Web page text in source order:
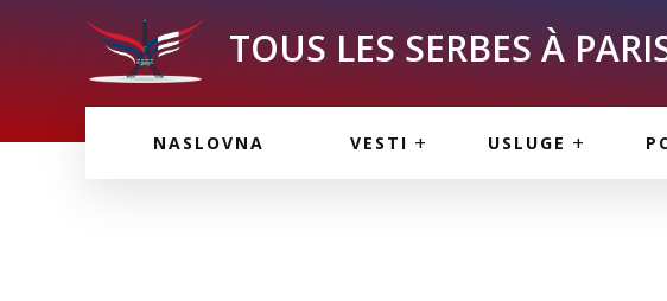
TOUS LES SERBES À
NASLOVNA VESTI USLUGE